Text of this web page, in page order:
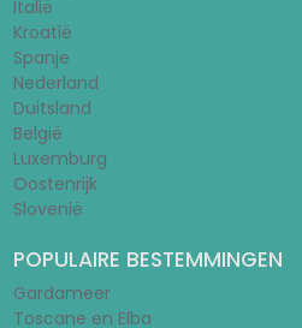
Italië
Kroatië
Spanje
Nederland
Duitsland
België
Luxemburg
Oostenrijk
Slovenië
POPULAIRE BESTEMMINGEN
Gardameer
Toscane en Elba